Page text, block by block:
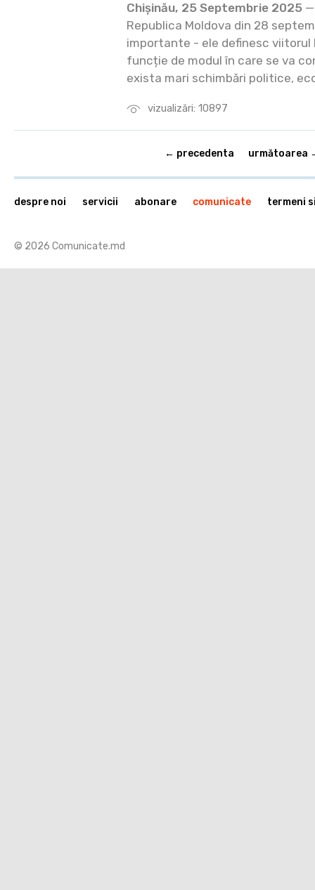
vizualizări: 10897
Chișinău, 25 Septembrie 2025
Republica Moldova din 28
importante - ele definesc viitorul
funcție de modul în care se va
exista mari schimbări politice,
← precedenta următoarea
© 2026 Comunicate.md
despre noi servicii abonare comunicate termeni